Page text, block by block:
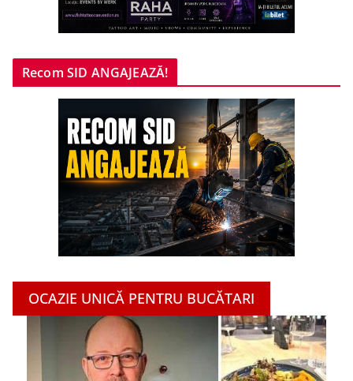
Recom SID ANGAJEAZĂ!
OCAZIE UNICĂ PENTRU BUCĂTARI